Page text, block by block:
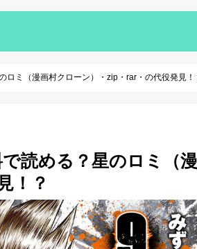
ロミ（漫画村クローン）・zip・rar・の代役発見！
読める？星のロミ（
！？